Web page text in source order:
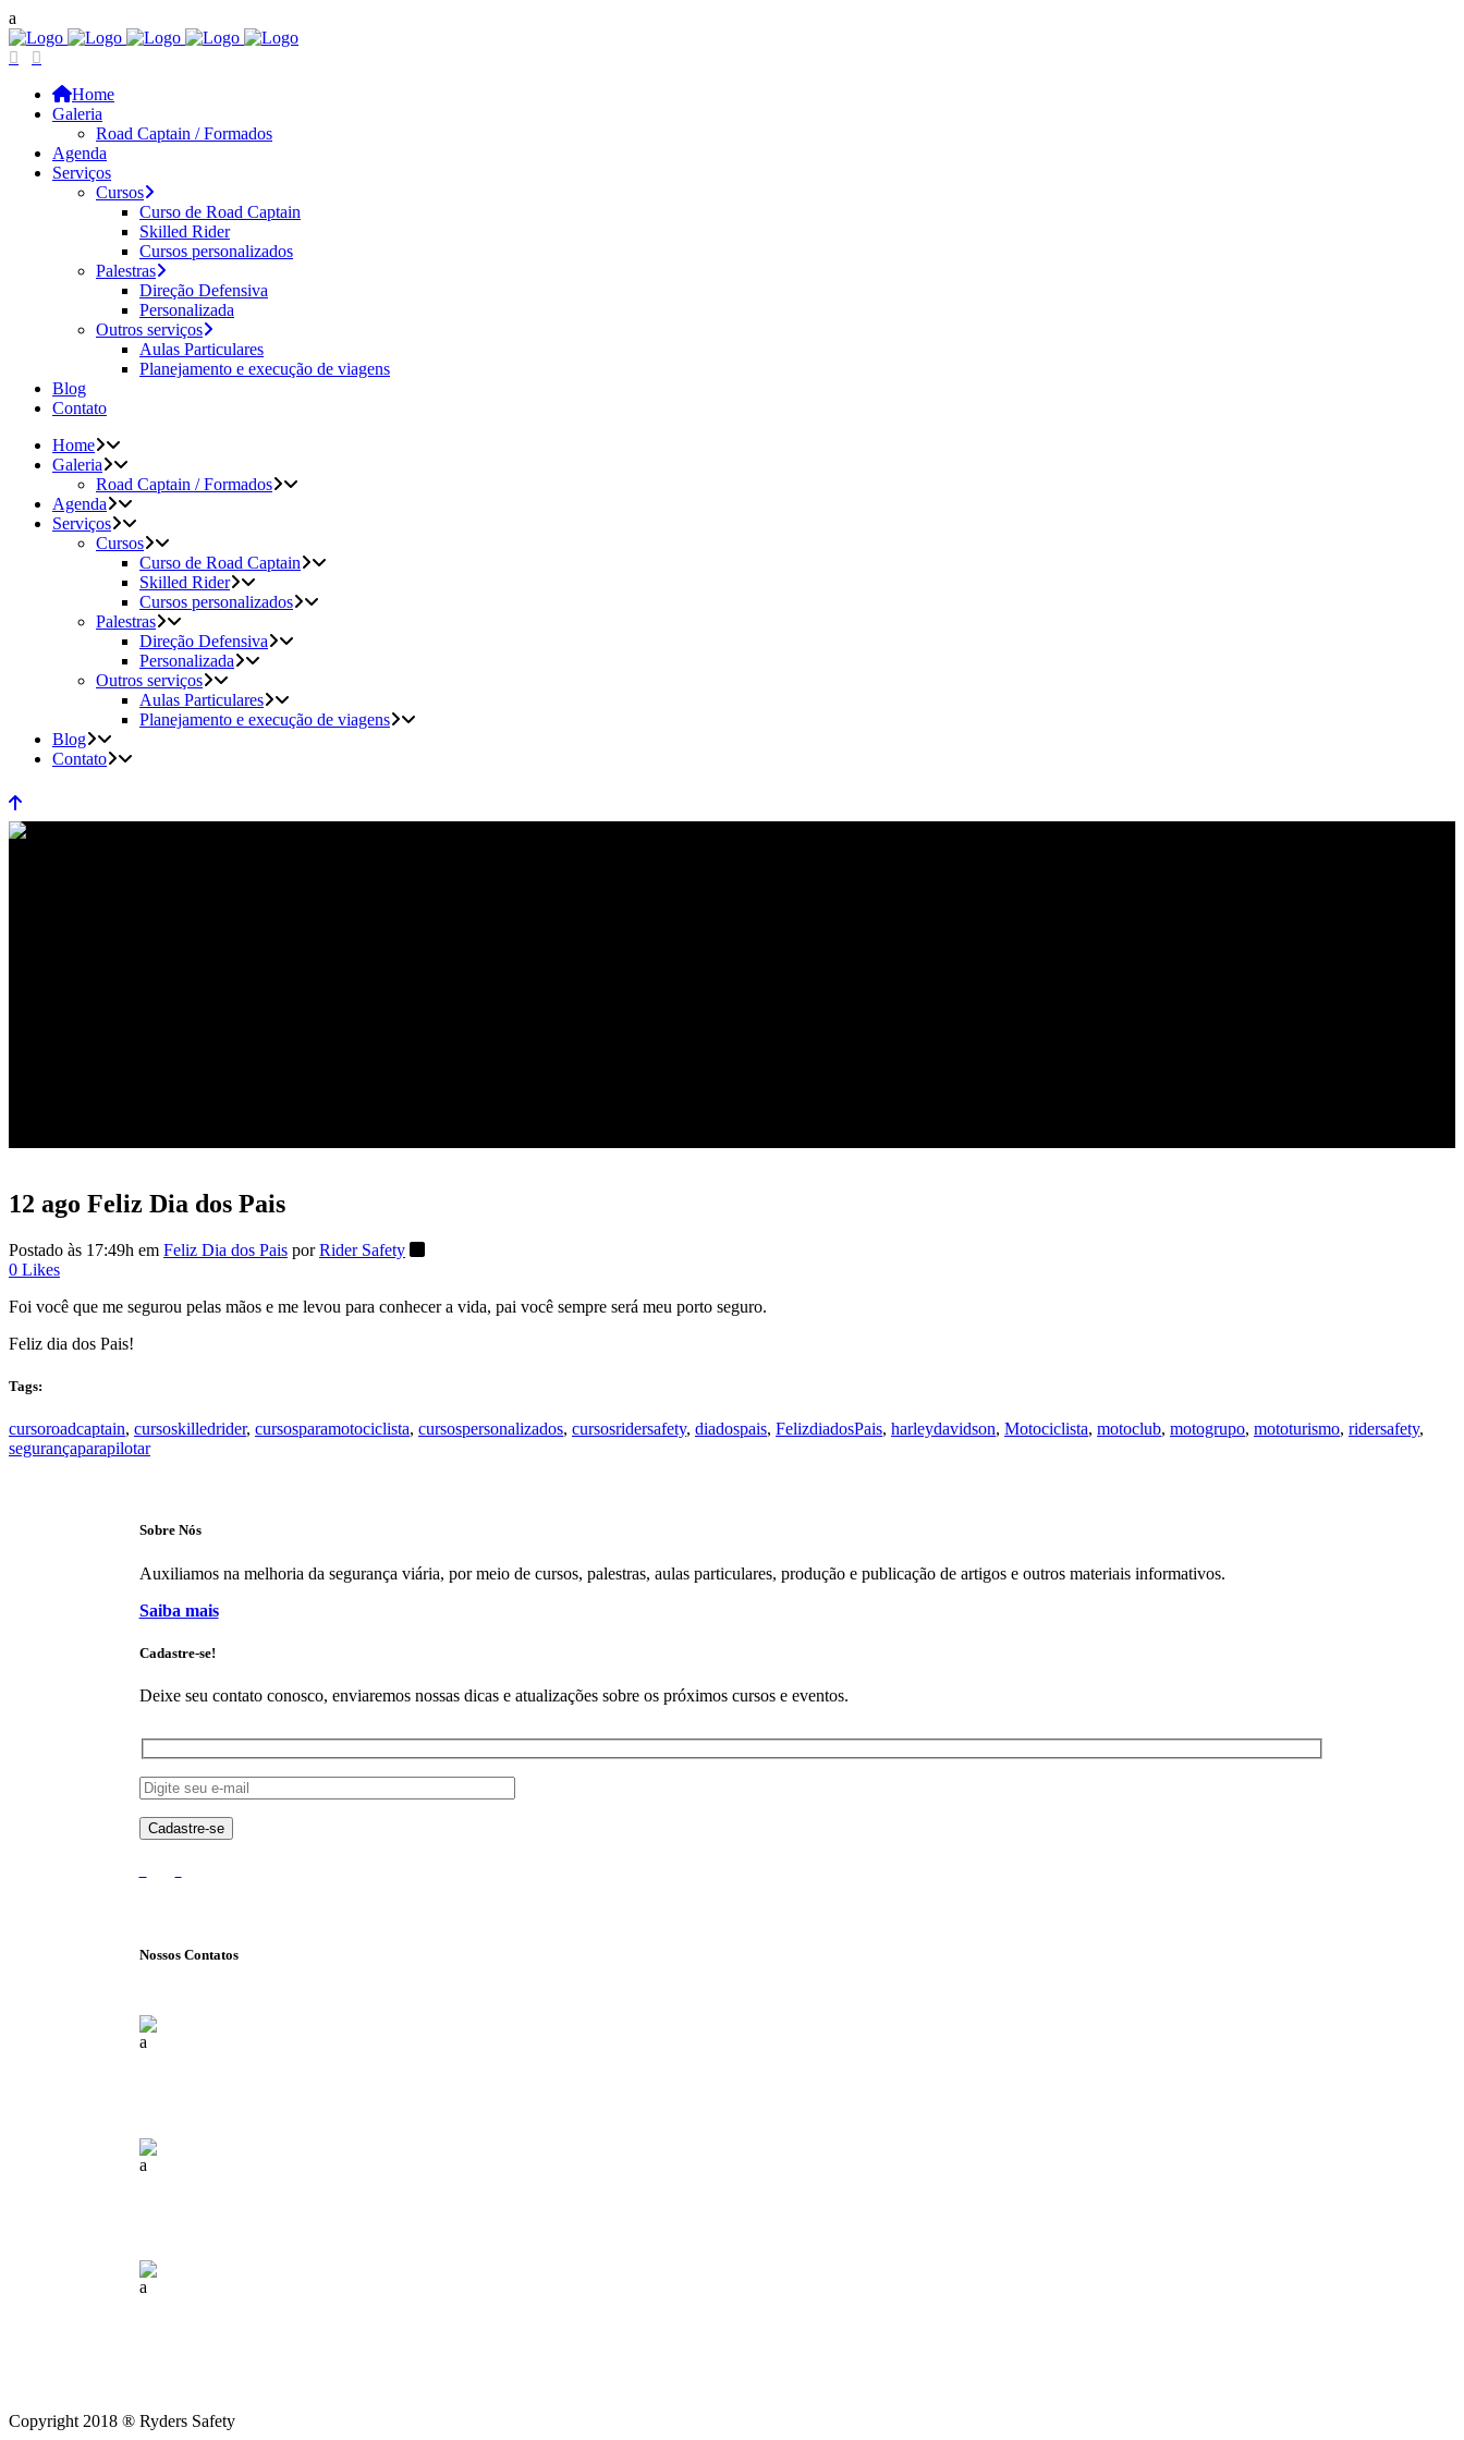
Home
Galeria
Road Captain / Formados
Agenda
Serviços
Cursos
Curso de Road Captain
Skilled Rider
Cursos personalizados
Palestras
Direção Defensiva
Personalizada
Outros serviços
Aulas Particulares
Planejamento e execução de viagens
Blog
Contato
Home
Galeria
Road Captain / Formados
Agenda
Serviços
Cursos
Curso de Road Captain
Skilled Rider
Cursos personalizados
Palestras
Direção Defensiva
Personalizada
Outros serviços
Aulas Particulares
Planejamento e execução de viagens
Blog
Contato
12 ago Feliz Dia dos Pais
Postado às 17:49h em Feliz Dia dos Pais porRider Safety
0 Likes
Foi você que me segurou pelas mãos e me levou para conhecer a vida, pai você sempre será meu porto seguro.
Feliz dia dos Pais!
Tags:
cursoroadcaptain, cursoskilledrider, cursosparamotociclista, cursospersonalizados, cursosridersafety, diadospais, FelizdiadosPais, harleydavidson, Motociclista, motoclub, motogrupo, mototurismo, ridersafety,
segurançaparapilotar
Sobre Nós
Auxiliamos na melhoria da segurança viária, por meio de cursos, palestras, aulas particulares, produção e publicação de artigos e outros materiais informativos.
Saiba mais
Cadastre-se!
Deixe seu contato conosco, enviaremos nossas dicas e atualizações sobre os próximos cursos e eventos.
Nossos Contatos
Copyright 2018 ® Ryders Safety